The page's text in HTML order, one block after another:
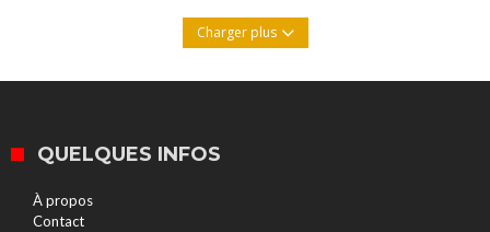
Charger plus
QUELQUES INFOS
À propos
Contact